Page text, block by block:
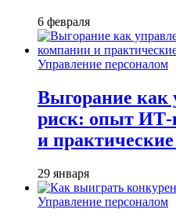
6 февраля
Управление персоналом
Выгорание как
риск: опыт ИТ-
и
29 января
Управление персоналом